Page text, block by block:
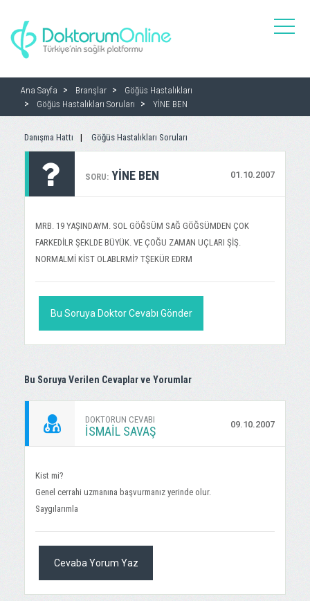
toggle
Ana Sayfa Branşlar
Göğüs Hastalıkları
Göğüs Hastalıkları Soruları
YİNE BEN
Danışma Hattı Göğüs Hastalıkları Soruları
SORU: 01.10.2007
YİNE BEN
MRB. 19 YAŞINDAYM. SOL GÖĞSÜM SAĞ GÖĞSÜMDEN ÇOK
FARKEDİLR ŞEKLDE BÜYÜK. VE ÇOĞU ZAMAN UÇLARI ŞİŞ.
NORMALMİ KİST OLABLRMİ? TŞEKÜR EDRM
Bu Soruya Doktor Cevabı Gönder
Bu Soruya Verilen Cevaplar ve Yorumlar
DOKTORUN CEVABI
İSMAIL SAVAŞ 09.10.2007
Kist mi?
Genel cerrahi uzmanına başvurmanız yerinde olur.
Saygılarımla
Cevaba Yorum Yaz